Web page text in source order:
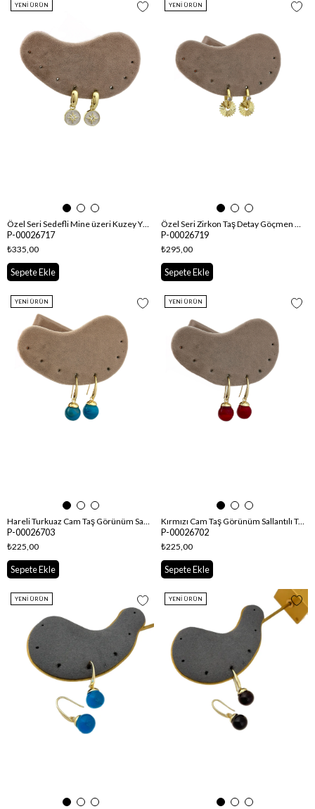
Özel Seri Sedefli Mine üzeri Kuzey Yıldız Sallantılı Küpe
P-00026717
₺335,00
Sepete Ekle
YENI ÜRÜN
Özel Seri Zirkon Taş Detay Göçmen Küpe
P-00026719
₺295,00
Sepete Ekle
YENI ÜRÜN
Hareli Turkuaz Cam Taş Görünüm Sallantılı Top Küpe
P-00026703
₺225,00
Sepete Ekle
YENI ÜRÜN
Kırmızı Cam Taş Görünüm Sallantılı Top Küpe
P-00026702
₺225,00
Sepete Ekle
YENI ÜRÜN
YENI ÜRÜN YENI ÜRÜN